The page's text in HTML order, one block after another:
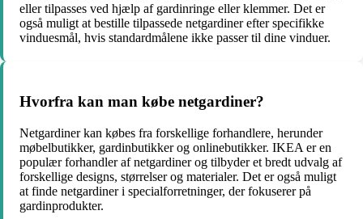
eller tilpasses ved hjælp af gardinringe eller klemmer. Det er
også muligt at bestille tilpassede netgardiner efter specifikke
vinduesmål, hvis standardmålene ikke passer til dine vinduer.
Hvorfra kan man købe netgardiner?
Netgardiner kan købes fra forskellige forhandlere, herunder
møbelbutikker, gardinbutikker og onlinebutikker. IKEA er en
populær forhandler af netgardiner og tilbyder et bredt udvalg af
forskellige designs, størrelser og materialer. Det er også muligt
at finde netgardiner i specialforretninger, der fokuserer på
gardinprodukter.